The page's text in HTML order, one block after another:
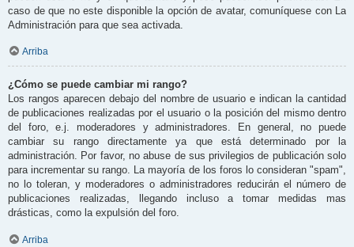
caso de que no este disponible la opción de avatar, comuníquese con La
Administración para que sea activada.
Arriba
¿Cómo se puede cambiar mi rango?
Los rangos aparecen debajo del nombre de usuario e indican la cantidad
de publicaciones realizadas por el usuario o la posición del mismo dentro
del foro, e.j. moderadores y administradores. En general, no puede
cambiar su rango directamente ya que está determinado por la
administración. Por favor, no abuse de sus privilegios de publicación solo
para incrementar su rango. La mayoría de los foros lo consideran "spam",
no lo toleran, y moderadores o administradores reducirán el número de
publicaciones realizadas, llegando incluso a tomar medidas mas
drásticas, como la expulsión del foro.
Arriba